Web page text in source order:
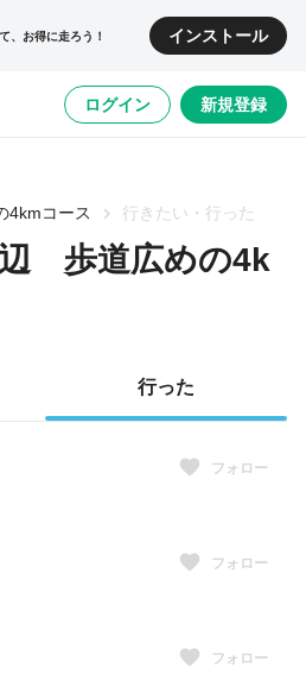
、お得に走ろう！ インストール
ログイン 新規登録
4kmコース
行きたい・行った
歩道広めの4k
行った
フォロー
フォロー
フォロー